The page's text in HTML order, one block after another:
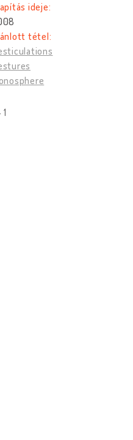
ideje:
tétel: